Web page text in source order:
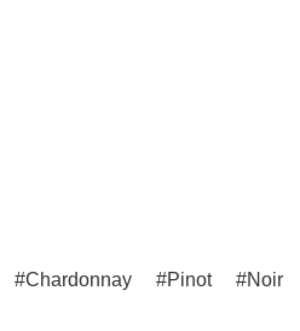
Chardonnay Pinot Noir